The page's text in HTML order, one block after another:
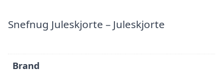
Snefnug Juleskjorte – Juleskjorte
Brand